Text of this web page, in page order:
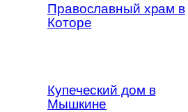
Православный храм в
Которе
Купеческий дом в
Мышкине